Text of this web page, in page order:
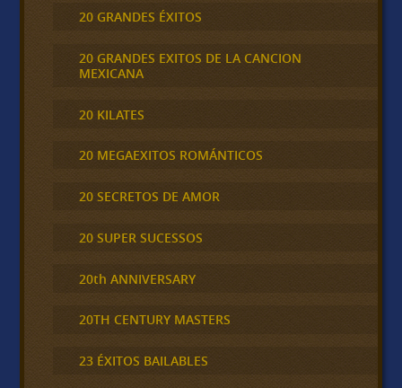
20 GRANDES ÉXITOS
20 GRANDES EXITOS DE LA CANCION
MEXICANA
20 KILATES
20 MEGAEXITOS ROMÁNTICOS
20 SECRETOS DE AMOR
20 SUPER SUCESSOS
20th ANNIVERSARY
20TH CENTURY MASTERS
23 ÉXITOS BAILABLES